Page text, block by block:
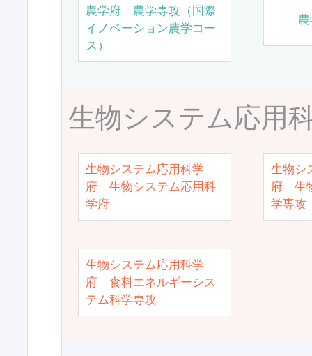
農学府 農学専攻（国際
イノベーション農学コー
ス）
生物システム応用
生物システム応用科学
府 生物システム応用科
学府
生物シ
府 生
学専攻
生物システム応用科学
府 食料エネルギーシス
テム科学専攻